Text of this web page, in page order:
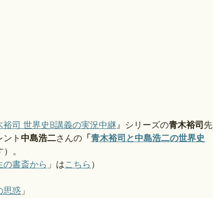
裕司 世界史B講義の実況中継』シリーズの青木裕司 先
ト 中島浩二さんの 「 青木裕司と中島浩二の世界史
。
の書斎から 」はこちら ）
思惑 」